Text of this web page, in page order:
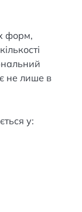
форм,
не лише в
у: